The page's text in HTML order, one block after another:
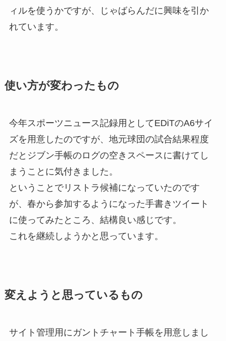
ィルを使うかですが、じゃばらんだに興味を引か
れています。
使い方が変わったもの
今年スポーツニュース記録用としてEDiTのA6サイ
ズを用意したのですが、地元球団の試合結果程度
だとジブン手帳のログの空きスペースに書けてし
まうことに気付きました。
ということでリストラ候補になっていたのです
が、春から参加するようになった手書きツイート
に使ってみたところ、結構良い感じです。
これを継続しようかと思っています。
変えようと思っているもの
サイト管理用にガントチャート手帳を用意しまし